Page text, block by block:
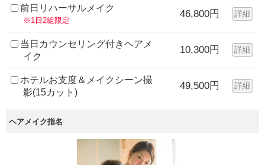
前日リハーサルメイク
※1日2組限定
46,800円 詳細
当日カウンセリング付きヘアメ
イク
10,300円 詳細
ホテルお支度＆メイクシーン撮
影(15カット)
49,500円 詳細
ヘアメイク指名